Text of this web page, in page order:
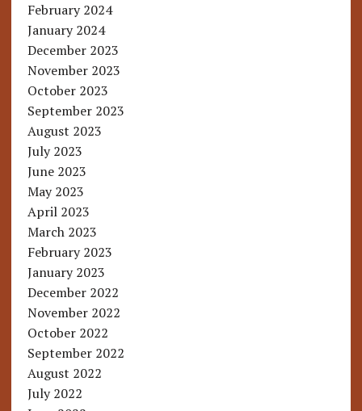
February 2024
January 2024
December 2023
November 2023
October 2023
September 2023
August 2023
July 2023
June 2023
May 2023
April 2023
March 2023
February 2023
January 2023
December 2022
November 2022
October 2022
September 2022
August 2022
July 2022